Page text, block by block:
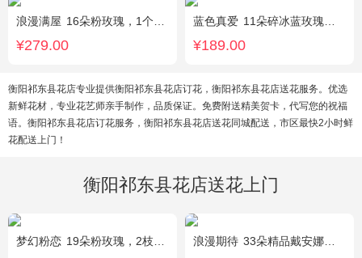
浪漫满屋 16朵粉玫瑰，1个粉色绣球，3个乒乓菊，桔梗、绿叶搭配
¥279.00
蓝色真爱 11朵碎冰蓝玫瑰，尤加利绿叶搭配
¥189.00
衡阳祁东县花店专业提供衡阳祁东县花店订花，衡阳祁东县花店送花服务。优选
新鲜花材，专业花艺师亲手制作，品质保证。免费附送精美贺卡，代写您的祝福
语。衡阳祁东县花店订花服务，衡阳祁东县花店送花同城配送，市区最快2小时鲜
花配送上门！
衡阳祁东县花店送花上门
梦幻粉恋 19朵粉玫瑰，2枝白色香水百合、尤加利叶搭配 浪漫期待 33朵精品戴安娜粉玫瑰，叶上黄金适量搭配。